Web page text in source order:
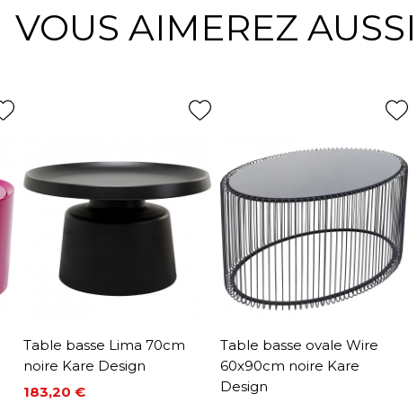
VOUS AIMEREZ AUSSI
Table basse Lima 70cm
noire Kare Design
183,20 €
Table basse ovale Wire
60x90cm noire Kare
Design